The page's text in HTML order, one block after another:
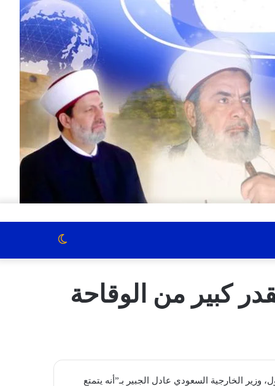
كبير من الوقاحة
الخارجية السعودي ​عادل الجبير​ بـ”أنه يتمتع